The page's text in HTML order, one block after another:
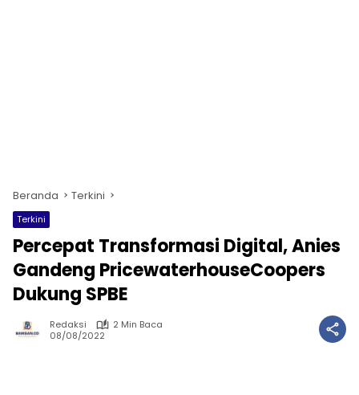
Beranda Terkini
Terkini
Percepat Transformasi Digital, Anies
Gandeng PricewaterhouseCoopers
Dukung SPBE
Redaksi
2 Min Baca
08/08/2022